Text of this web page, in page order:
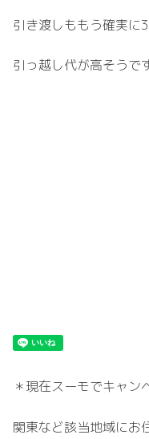
引き渡しももう確実に
引っ越し代が高そうで
＊現在スーモでキャン
関東など該当地域にお